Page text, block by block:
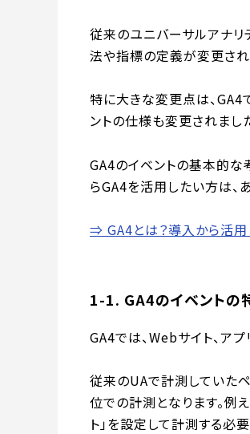
従来のユニバーサルアナリ
法や指標の定義が変更され
特に大きな変更点は、GA4
ントの仕様も変更されまし
GA4のイベントの基本的な
らGA4を活用したい方は、
⇒ GA4とは？導入から活
1-1. GA4のイベントの
GA4では、Webサイト、ア
従来のUAで計測していた
位での計測となります。例
ト」を設定して計測する必